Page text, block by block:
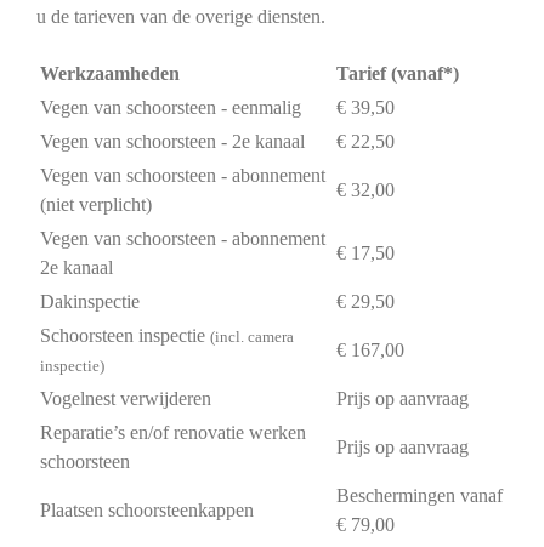
u de tarieven van de overige diensten.
Werkzaamheden
Tarief (vanaf*)
Vegen van schoorsteen - eenmalig
€ 39,50
Vegen van schoorsteen - 2e kanaal
€ 22,50
Vegen van schoorsteen - abonnement
(niet verplicht)
€ 32,00
Vegen van schoorsteen - abonnement
2e kanaal
€ 17,50
Dakinspectie
€ 29,50
Schoorsteen inspectie (incl. camera
inspectie)
€ 167,00
Vogelnest verwijderen
Prijs op aanvraag
Reparatie’s en/of renovatie werken
schoorsteen
Prijs op aanvraag
Plaatsen schoorsteenkappen
Beschermingen vanaf
€ 79,00